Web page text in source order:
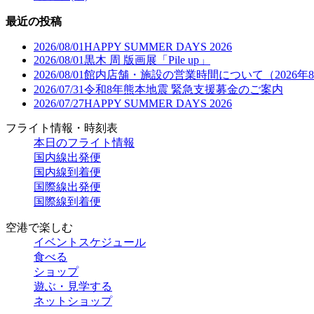
最近の投稿
2026/08/01HAPPY SUMMER DAYS 2026
2026/08/01黒木 周 版画展「Pile up」
2026/08/01館内店舗・施設の営業時間について（2026年8
2026/07/31令和8年熊本地震 緊急支援募金のご案内
2026/07/27HAPPY SUMMER DAYS 2026
フライト情報・時刻表
本日のフライト情報
国内線出発便
国内線到着便
国際線出発便
国際線到着便
空港で楽しむ
イベントスケジュール
食べる
ショップ
遊ぶ・見学する
ネットショップ